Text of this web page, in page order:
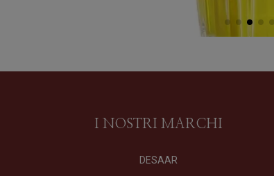
I NOSTRI MARCHI
DESAAR